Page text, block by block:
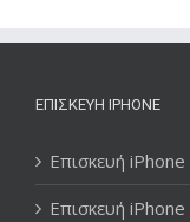
ΕΠΙΣΚΕΥΉ IPHONE
Επισκευή
Επισκευή